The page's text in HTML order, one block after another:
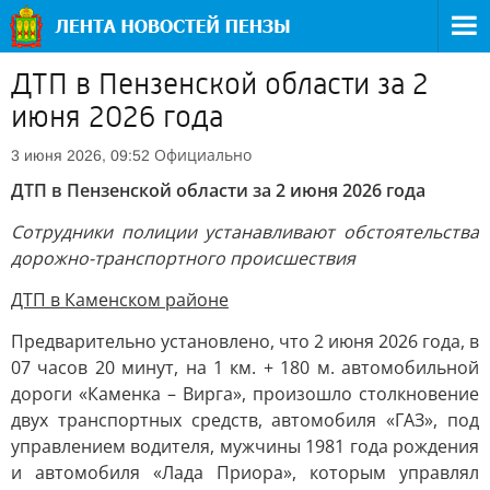
ДТП в Пензенской области за 2
июня 2026 года
3 июня 2026, 09:52 Официально
ДТП в Пензенской области за 2 июня 2026 года
Сотрудники полиции устанавливают обстоятельства
дорожно-транспортного происшествия
ДТП в Каменском районе
Предварительно установлено, что 2 июня 2026 года, в
07 часов 20 минут, на 1 км. + 180 м. автомобильной
дороги «Каменка – Вирга», произошло столкновение
двух транспортных средств, автомобиля «ГАЗ», под
управлением водителя, мужчины 1981 года рождения
и автомобиля «Лада Приора», которым управлял